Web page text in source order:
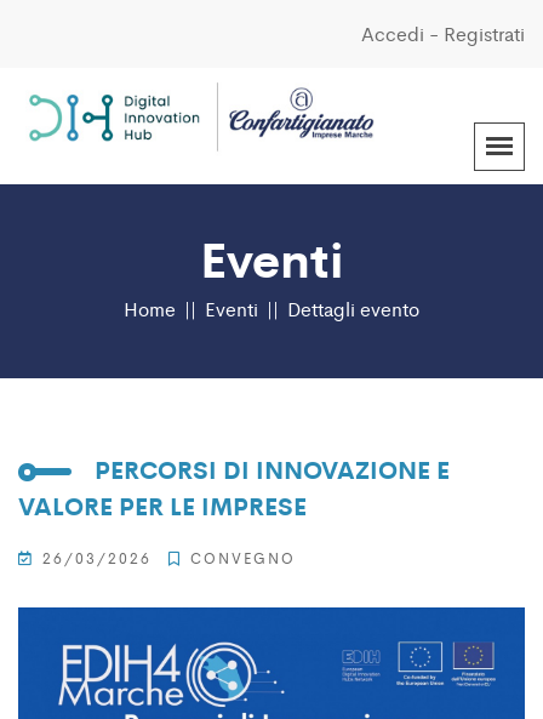
Accedi - Registrati
Eventi
Home Eventi Dettagli evento
PERCORSI DI INNOVAZIONE E
VALORE PER LE IMPRESE
26/03/2026 CONVEGNO